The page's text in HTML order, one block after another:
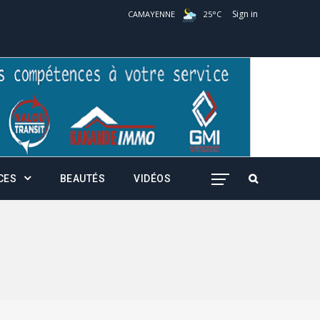
CAMAYENNE 25°C Sign in
BEAUTÉS VIDÉOS